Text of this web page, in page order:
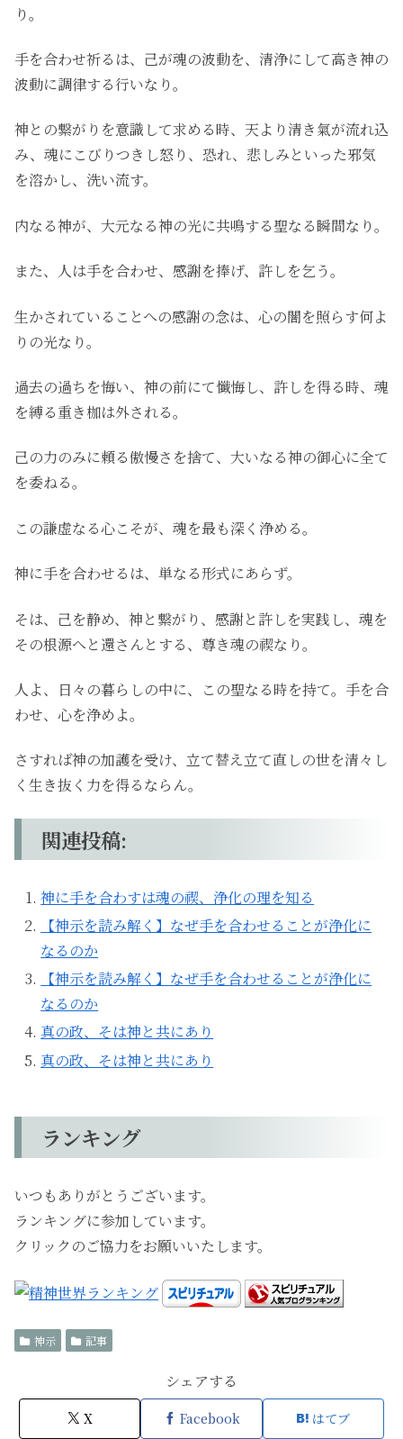
り。
手を合わせ祈るは、己が魂の波動を、清浄にして高き神の
波動に調律する行いなり。
神との繋がりを意識して求める時、天より清き氣が流れ込
み、魂にこびりつきし怒り、恐れ、悲しみといった邪気
を溶かし、洗い流す。
内なる神が、大元なる神の光に共鳴する聖なる瞬間なり。
また、人は手を合わせ、感謝を捧げ、許しを乞う。
生かされていることへの感謝の念は、心の闇を照らす何よ
りの光なり。
過去の過ちを悔い、神の前にて懺悔し、許しを得る時、魂
を縛る重き枷は外される。
己の力のみに頼る傲慢さを捨て、大いなる神の御心に全て
を委ねる。
この謙虚なる心こそが、魂を最も深く浄める。
神に手を合わせるは、単なる形式にあらず。
そは、己を静め、神と繋がり、感謝と許しを実践し、魂を
その根源へと還さんとする、尊き魂の禊なり。
人よ、日々の暮らしの中に、この聖なる時を持て。手を合
わせ、心を浄めよ。
さすれば神の加護を受け、立て替え立て直しの世を清々し
く生き抜く力を得るならん。
関連投稿:
神に手を合わすは魂の禊、浄化の理を知る
【神示を読み解く】なぜ手を合わせることが浄化に
なるのか
【神示を読み解く】なぜ手を合わせることが浄化に
なるのか
真の政、そは神と共にあり
真の政、そは神と共にあり
ランキング
いつもありがとうございます。
ランキングに参加しています。
クリックのご協力をお願いいたします。
神示 記事
シェアする
X Facebook はてブ